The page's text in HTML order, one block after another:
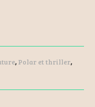
, Polar et thriller,